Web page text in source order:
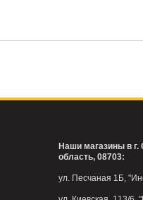
Наши магазины в г.
область, 08703:
ул. Песчаная 1Б,